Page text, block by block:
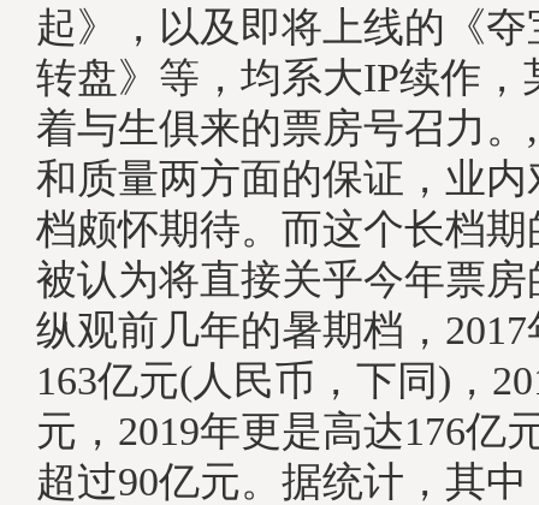
起》，以及即将上线的《
转盘》等，均系大IP续作，
着与生俱来的票房号召
和质量两方面的保证，业
档颇怀期待。而这个长档
被认为将直接关乎今年票
纵观前几年的暑期档，
163亿元(人民币，下同)，
元，2019年更是高达176亿
超过90亿元。据统计，其中